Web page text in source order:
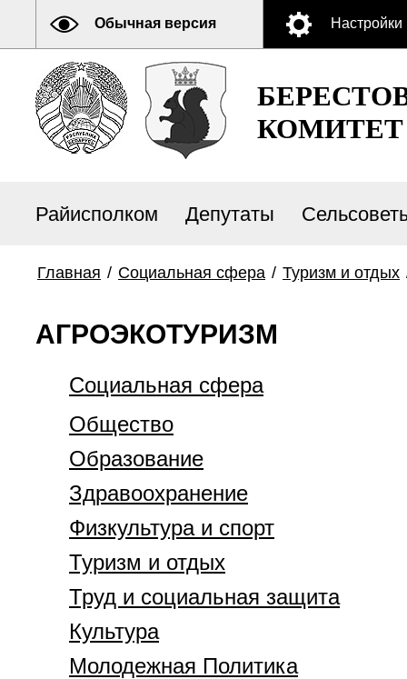
Обычная версия Настройки
КОМИТЕТ
Райисполком Депутаты
Главная / Социальная сфера / Туризм и отдых
АГРОЭКОТУРИЗМ
Социальная сфера
Общество
Образование
Здравоохранение
Физкультура и спорт
Туризм и отдых
Труд и социальная защита
Культура
Молодежная Политика